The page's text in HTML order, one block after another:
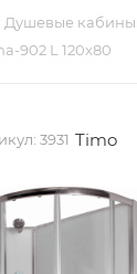
Душевые кабины
902 L 120x80
3931 Timo